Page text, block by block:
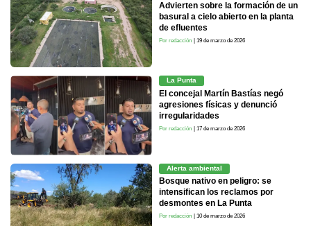
Advierten sobre la formación de un
basural a cielo abierto en la planta
de efluentes
Por redacción | 19 de marzo de 2026
La Punta
El concejal Martín Bastías negó
agresiones físicas y denunció
irregularidades
Por redacción | 17 de marzo de 2026
Alerta ambiental
Bosque nativo en peligro: se
intensifican los reclamos por
desmontes en La Punta
Por redacción | 10 de marzo de 2026